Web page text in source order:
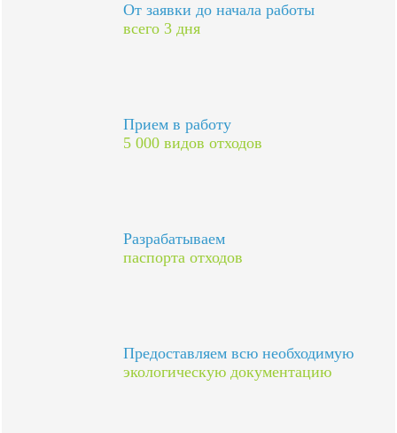
От заявки до начала работы
всего 3 дня
Прием в работу
5 000 видов отходов
Разрабатываем
паспорта отходов
Предоставляем всю необходимую
экологическую документацию